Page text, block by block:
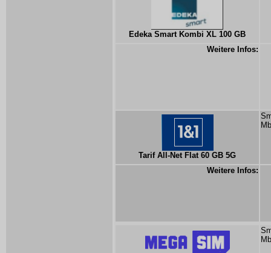
Edeka Smart Kombi XL 100 GB
Weitere Infos:
Tarif All-Net Flat 60 GB 5G
Weitere Infos: